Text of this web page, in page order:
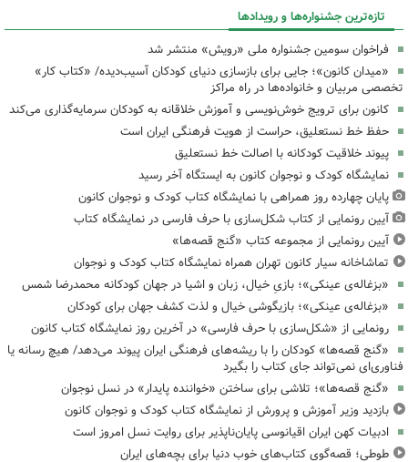
تازه‌ترین جشنواره‌ها و رویدادها
فراخوان سومین جشنواره ملی «رویش» منتشر شد
«میدان کانون»؛ جایی برای بازسازی دنیای کودکان آسیب‌دیده/ «کتاب کار»
تخصصی مربیان و خانواده‌ها در راه مراکز
کانون برای ترویج خوش‌نویسی و آموزش خلاقانه به کودکان سرمایه‌گذاری می‌کند
حفظ خط نستعلیق، حراست از هویت فرهنگی ایران است
پیوند خلاقیت کودکانه با اصالت خط نستعلیق
نمایشگاه کودک و نوجوان کانون به ایستگاه آخر رسید
پایان چهارده روز همراهی با نمایشگاه کتاب کودک و نوجوان کانون
آیین رونمایی از کتاب شکل‌سازی با حرف فارسی در نمایشگاه کتاب
آیین رونمایی از مجموعه کتاب «گنج قصه‌ها»
تماشاخانه سیار کانون تهران همراه نمایشگاه کتاب کودک و نوجوان
«بزغاله‌ی عینکی»؛ بازیِ خیال، زبان و اشیا در جهان کودکانه محمدرضا شمس
«بزغاله‌ی عینکی»؛ بازیگوشی خیال و لذت کشف جهان برای کودکان
رونمایی از «شکل‌سازی با حرف فارسی» در آخرین روز نمایشگاه کتاب کانون
«گنج قصه‌ها» کودکان را با ریشه‌های فرهنگی ایران پیوند می‌دهد/ هیچ رسانه یا
فناوری‌ای نمی‌تواند جای کتاب را بگیرد
«گنج قصه‌ها»؛ تلاشی برای ساختن «خواننده پایدار» در نسل نوجوان
بازدید وزیر آموزش و پرورش از نمایشگاه کتاب کودک و نوجوان کانون
ادبیات کهن ایران اقیانوسی پایان‌ناپذیر برای روایت نسل امروز است
طوطی؛ قصه‌گوی کتاب‌های خوب دنیا برای بچه‌های ایران